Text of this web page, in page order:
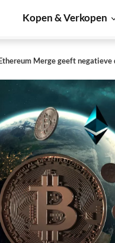
Kopen & Verkopen
Merge geeft